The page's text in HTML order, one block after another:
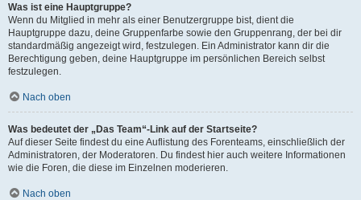
Was ist eine Hauptgruppe?
Wenn du Mitglied in mehr als einer Benutzergruppe bist, dient die
Hauptgruppe dazu, deine Gruppenfarbe sowie den Gruppenrang, der bei dir
standardmäßig angezeigt wird, festzulegen. Ein Administrator kann dir die
Berechtigung geben, deine Hauptgruppe im persönlichen Bereich selbst
festzulegen.
Nach oben
Was bedeutet der „Das Team“-Link auf der Startseite?
Auf dieser Seite findest du eine Auflistung des Forenteams, einschließlich der
Administratoren, der Moderatoren. Du findest hier auch weitere Informationen
wie die Foren, die diese im Einzelnen moderieren.
Nach oben